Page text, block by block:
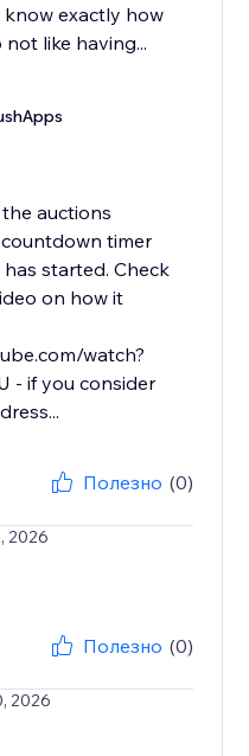
exactly how
like having...
auctions
timer
started. Check
on how it
watch?
- if you consider
Полезно (0)
2026
Полезно (0)
2026